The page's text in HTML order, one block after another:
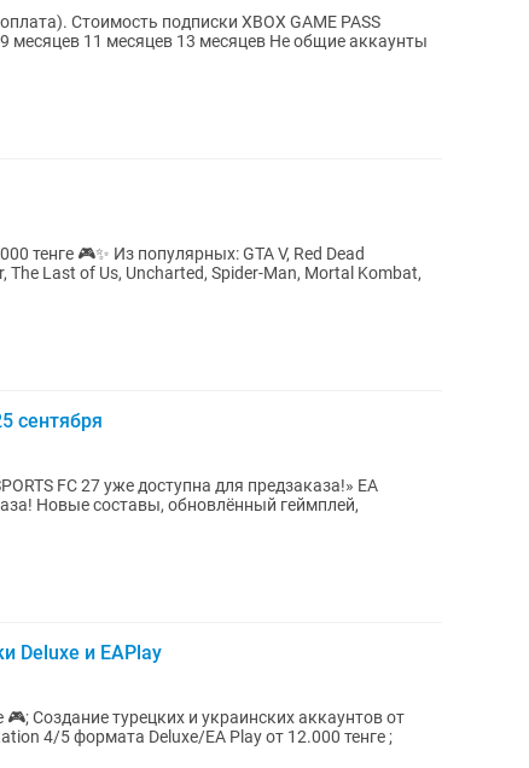
GAME PASS
GTA V, Red Dead
The Last of Us, Uncharted, Spider-Man, Mortal Kombat,
сентября
FC 27 уже доступна для предзаказа!» EA
Новые составы, обновлённый геймплей,
Deluxe и EAPlay
от